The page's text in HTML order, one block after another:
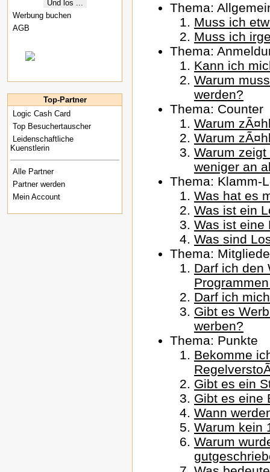
Werbung buchen
AGB
Top-Partner
Logic Cash Card
Top Besuchertauscher
Leidenschaftliche
Kuenstlerin
Alle Partner
Partner werden
Mein Account
Thema:
Muss ich
Muss ich
Thema:
Kann ich
Warum
werden?
Thema: Counter
Warum
Warum
Warum
weniger an
Thema: Klamm-
Was hat es
Was ist ein
Was ist eine
Was sind
Thema:
Darf ich den
Darf ich
Gibt es
werben?
Thema: Punkte
Bekomme
Gibt es ein
Gibt es eine
Wann
Warum kein
Warum